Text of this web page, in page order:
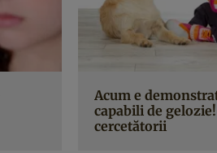
Acum e
capabili de
cercetătorii